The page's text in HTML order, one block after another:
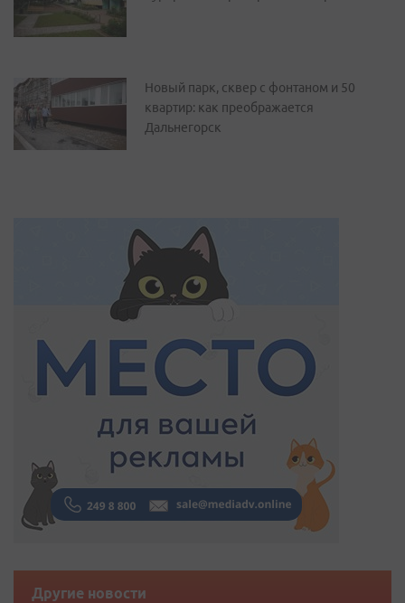
Новый парк, сквер с фонтаном и 50
квартир: как преображается
Дальнегорск
Другие новости